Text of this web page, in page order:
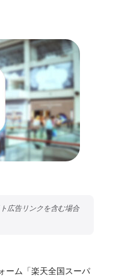
ーム「楽天全国スーパ